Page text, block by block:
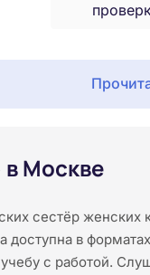
Москве
сестёр женских
в
с работой.